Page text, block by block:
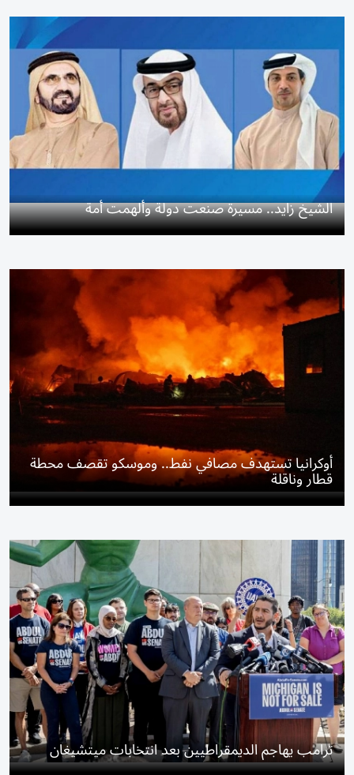
الشيخ زايد.. مسيرة صنعت دولة وألهمت أمة
أوكرانيا تستهدف مصافي نفط.. وموسكو تقصف محطة
قطار وناقلة
ترامب يهاجم الديمقراطيين بعد انتخابات ميتشيغان